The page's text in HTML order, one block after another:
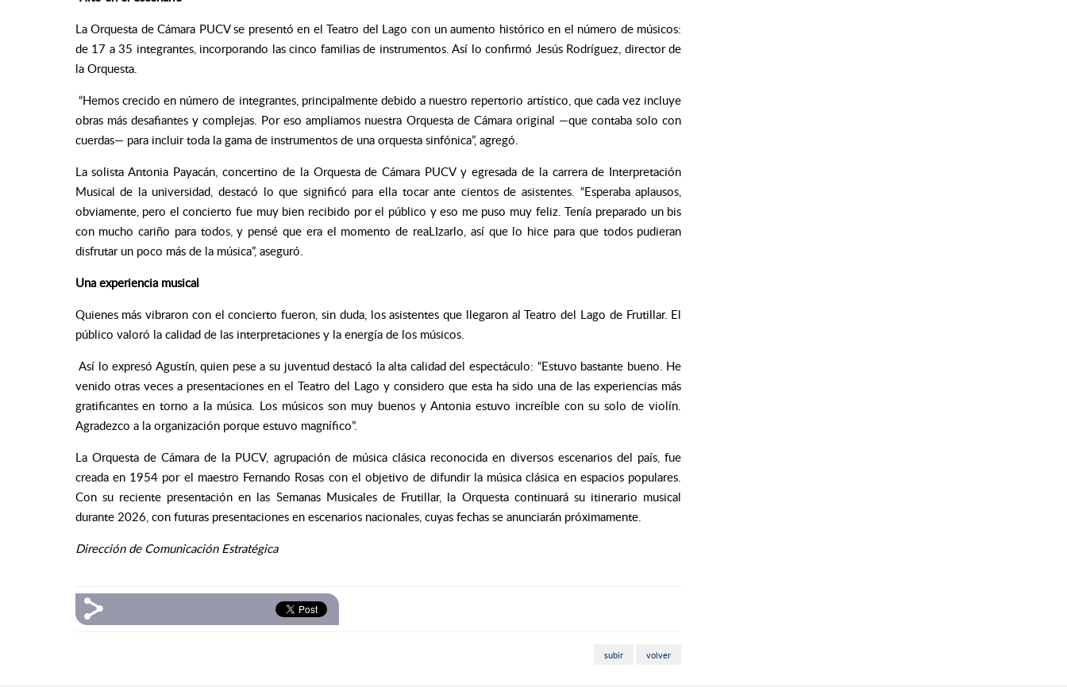
La Orquesta de Cámara PUCV se presentó en el Teatro del Lago con un aumento histórico en el número de músicos:
de 17 a 35 integrantes, incorporando las cinco familias de instrumentos. Así lo confirmó Jesús Rodríguez, director de
la Orquesta.
“Hemos crecido en número de integrantes, principalmente debido a nuestro repertorio artístico, que cada vez incluye
obras más desafiantes y complejas. Por eso ampliamos nuestra Orquesta de Cámara original —que contaba solo con
cuerdas— para incluir toda la gama de instrumentos de una orquesta sinfónica”, agregó.
La solista Antonia Payacán, concertino de la Orquesta de Cámara PUCV y egresada de la carrera de Interpretación
Musical de la universidad, destacó lo que significó para ella tocar ante cientos de asistentes. “Esperaba aplausos,
obviamente, pero el concierto fue muy bien recibido por el público y eso me puso muy feliz. Tenía preparado un bis
con mucho cariño para todos, y pensé que era el momento de reaLIzarlo, así que lo hice para que todos pudieran
disfrutar un poco más de la música”, aseguró.
Una experiencia musical
Quienes más vibraron con el concierto fueron, sin duda, los asistentes que llegaron al Teatro del Lago de Frutillar. El
público valoró la calidad de las interpretaciones y la energía de los músicos.
Así lo expresó Agustín, quien pese a su juventud destacó la alta calidad del espectáculo: “Estuvo bastante bueno. He
venido otras veces a presentaciones en el Teatro del Lago y considero que esta ha sido una de las experiencias más
gratificantes en torno a la música. Los músicos son muy buenos y Antonia estuvo increíble con su solo de violín.
Agradezco a la organización porque estuvo magnífico”.
La Orquesta de Cámara de la PUCV, agrupación de música clásica reconocida en diversos escenarios del país, fue
creada en 1954 por el maestro Fernando Rosas con el objetivo de difundir la música clásica en espacios populares.
Con su reciente presentación en las Semanas Musicales de Frutillar, la Orquesta continuará su itinerario musical
durante 2026, con futuras presentaciones en escenarios nacionales, cuyas fechas se anunciarán próximamente.
Dirección de Comunicación Estratégica
subir volver